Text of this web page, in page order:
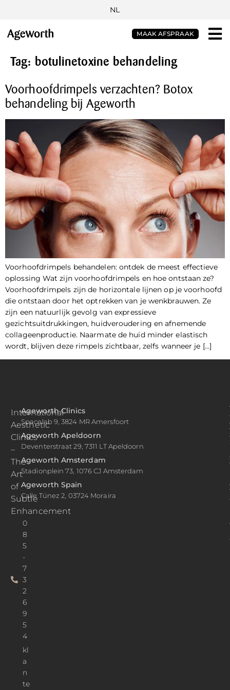
NL
MAAK AFSPRAAK
Tag: botulinetoxine behandeling
Voorhoofdrimpels verzachten? Botox
behandeling bij Ageworth
Voorhoofdrimpels behandelen: ontdek de meest effectieve
oplossing Wat zijn voorhoofdrimpels en hoe ontstaan ze?
Voorhoofdrimpels zijn de horizontale lijnen op je voorhoofd
die ontstaan door het optrekken van je wenkbrauwen. Ze
zijn een natuurlijk gevolg van expressieve
gezichtsuitdrukkingen, huidveroudering en afnemende
collageenproductie. Naarmate de huid minder elastisch
wordt, blijven deze rimpels zichtbaar, zelfs wanneer je […]
International
Aesthetic
Clinics
–
The
Art
of
Subtle
Enhancement
0
8
5
-
7
3
2
6
9
5
4
kl
a
n
te
Ageworth Clinics
Spacelab 9, 3824 MR Amersfoort
Ageworth Apeldoorn
Deventerstraat 29, 7311 LT Apeldoorn
Ageworth Amsterdam
Stadionplein 73, 1076 CJ Amsterdam
Ageworth Spain
Calle Túnez 2, 03724 Moraira